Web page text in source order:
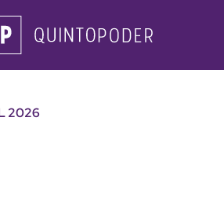
2026